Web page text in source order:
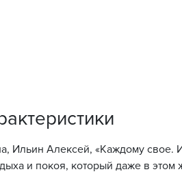
Ильин Алексей, «Каждому
и покоя, который даже в этом